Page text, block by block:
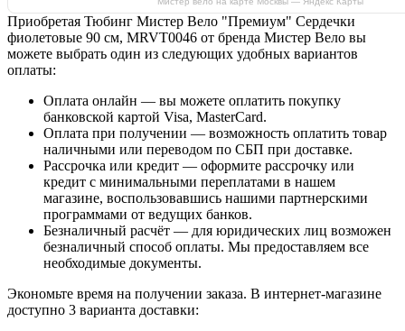
Приобретая Тюбинг Мистер Вело "Премиум" Сердечки
фиолетовые 90 см, MRVT0046 от бренда Мистер Вело вы
можете выбрать один из следующих удобных вариантов
оплаты:
Оплата онлайн — вы можете оплатить покупку
банковской картой Visa, MasterCard.
Оплата при получении — возможность оплатить товар
наличными или переводом по СБП при доставке.
Рассрочка или кредит — оформите рассрочку или
кредит с минимальными переплатами в нашем
магазине, воспользовавшись нашими партнерскими
программами от ведущих банков.
Безналичный расчёт — для юридических лиц возможен
безналичный способ оплаты. Мы предоставляем все
необходимые документы.
Экономьте время на получении заказа. В интернет-магазине
доступно 3 варианта доставки: